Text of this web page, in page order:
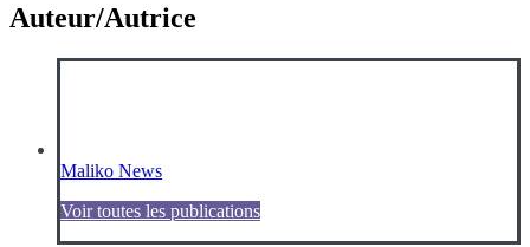
Auteur/Autrice
Maliko News
Voir toutes les publications